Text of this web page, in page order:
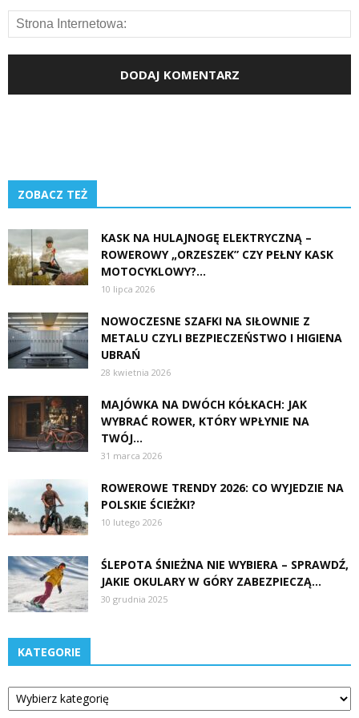
ZOBACZ TEŻ
KASK NA HULAJNOGĘ ELEKTRYCZNĄ –
ROWEROWY „ORZESZEK” CZY PEŁNY KASK
MOTOCYKLOWY?...
10 lipca 2026
NOWOCZESNE SZAFKI NA SIŁOWNIE Z
METALU CZYLI BEZPIECZEŃSTWO I HIGIENA
UBRAŃ
28 kwietnia 2026
MAJÓWKA NA DWÓCH KÓŁKACH: JAK
WYBRAĆ ROWER, KTÓRY WPŁYNIE NA
TWÓJ...
31 marca 2026
ROWEROWE TRENDY 2026: CO WYJEDZIE NA
POLSKIE ŚCIEŻKI?
10 lutego 2026
ŚLEPOTA ŚNIEŻNA NIE WYBIERA – SPRAWDŹ,
JAKIE OKULARY W GÓRY ZABEZPIECZĄ...
30 grudnia 2025
KATEGORIE
Kategorie